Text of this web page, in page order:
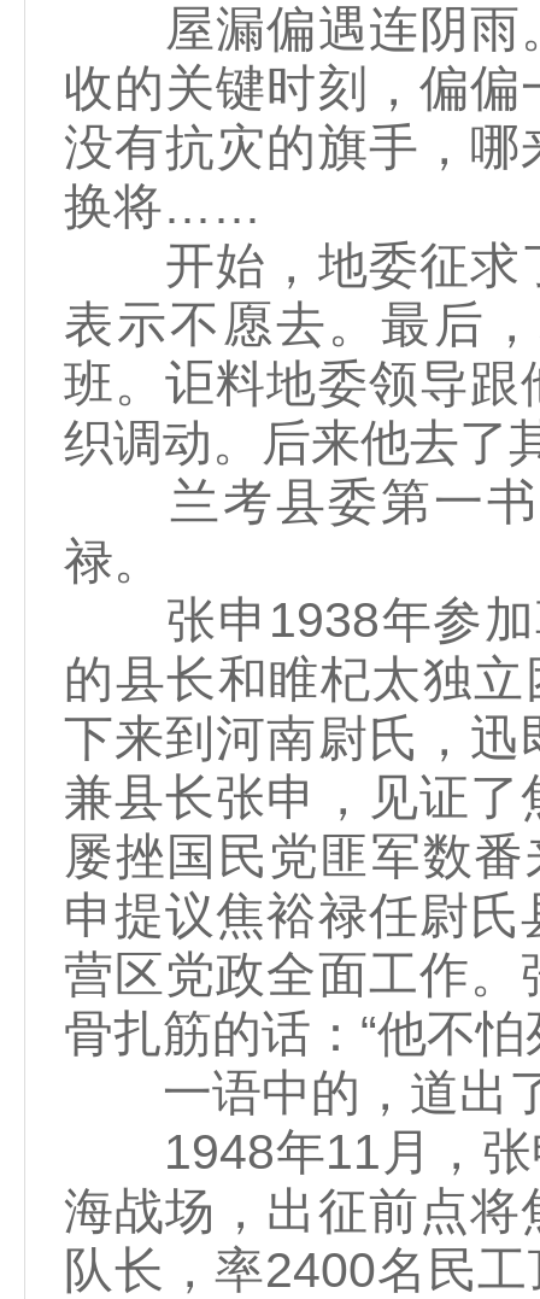
屋漏偏遇连阴雨
收的关键时刻，偏
没有抗灾的旗手，
换将……
开始，地委征求
表示不愿去。最后
班。讵料地委领导
织调动。后来他去了
兰考县委第一书
禄。
张申1938年参加
的县长和睢杞太独
下来到河南尉氏，
兼县长张申，见证
屡挫国民党匪军数
申提议焦裕禄任尉
营区党政全面工作
骨扎筋的话：“他不
一语中的，道出了
1948年11月，张
海战场，出征前点
队长，率2400名民